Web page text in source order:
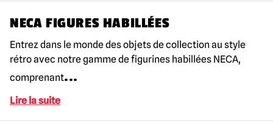
NECA FIGURES HABILLÉES
Entrez dans le monde des objets de collection au style
rétro avec notre gamme de figurines habillées NECA,
comprenant...
Lire la suite